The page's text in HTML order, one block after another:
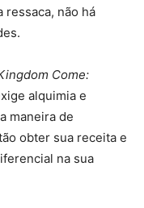
ressaca, não há
Come:
alquimia e
maneira de
obter sua receita e
na sua